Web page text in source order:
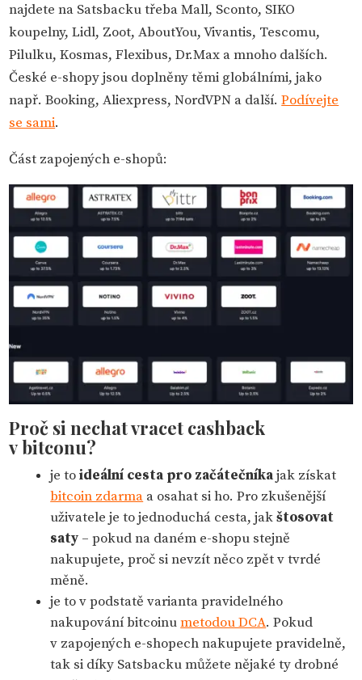
najdete na Satsbacku třeba Mall, Sconto, SIKO
koupelny, Lidl, Zoot, AboutYou, Vivantis, Tescomu,
Pilulku, Kosmas, Flexibus, Dr.Max a mnoho dalších.
České e-shopy jsou doplněny těmi globálními, jako
např. Booking, Aliexpress, NordVPN a další.Podívejte
se sami.
Část zapojených e-shopů:
Proč si nechat vracet cashback
v bitconu?
je toideální cesta pro začátečníkajak získat
bitcoin zdarma a osahat si ho. Pro zkušenější
uživatele je to jednoduchá cesta, jakštosovat
saty – pokud na daném e-shopu stejně
nakupujete, proč si nevzít něco zpět v tvrdé
měně.
je to v podstatě varianta pravidelného
nakupování bitcoinumetodou DCA. Pokud
v zapojených e-shopech nakupujete pravidelně,
tak si díky Satsbacku můžete nějaké ty drobné